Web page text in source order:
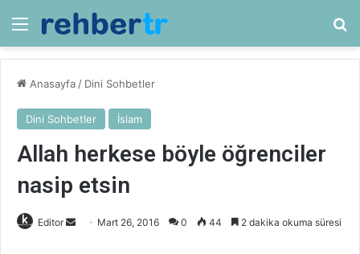
Menü
Anasayfa / Dini Sohbetler
Dini Sohbetler İslam
Allah herkese böyle öğrenciler
nasip etsin
Editor
Bir
Mart 26, 2016 0 44 2 dakika okuma süresi